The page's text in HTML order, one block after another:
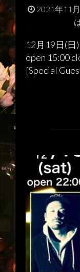
2021年11
12月19日(日
open 15:00
[Special